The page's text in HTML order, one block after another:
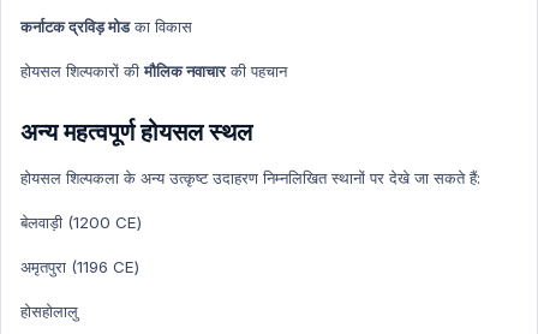
Ncert Concept Hindi
Education
कर्नाटक द्रविड़ मोडका विकास
होयसल शिल्पकारों कीमौलिक नवाचारकी पहचान
अन्य महत्वपूर्ण होयसल स्थल
होयसल शिल्पकला के अन्य उत्कृष्ट उदाहरण निम्नलिखित स्थानों पर देखे जा सकते हैं:
बेलवाड़ी (1200 CE)
अमृतपुरा (1196 CE)
होसहोलालु